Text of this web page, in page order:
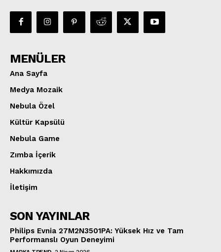
MENÜLER
Ana Sayfa
Medya Mozaik
Nebula Özel
Kültür Kapsülü
Nebula Game
Zımba İçerik
Hakkımızda
İletişim
SON YAYINLAR
Philips Evnia 27M2N3501PA: Yüksek Hız ve Tam
Performanslı Oyun Deneyimi